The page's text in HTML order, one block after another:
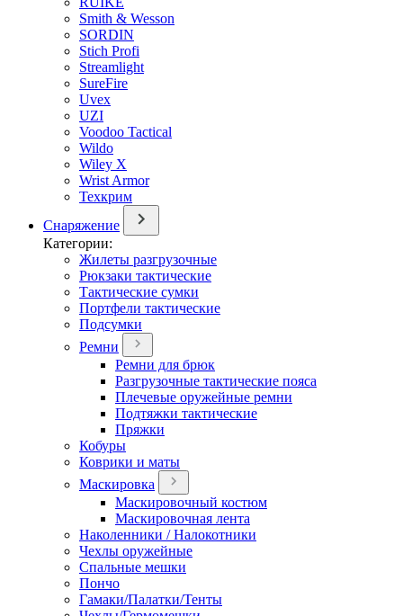
Smith & Wesson
SORDIN
Stich Profi
Streamlight
SureFire
Uvex
UZI
Voodoo Tactical
Wildo
Wiley X
Wrist Armor
Техкрим
Снаряжение
Категории:
Жилеты разгрузочные
Рюкзаки тактические
Тактические сумки
Портфели тактические
Подсумки
Ремни
Ремни для брюк
Разгрузочные тактические пояса
Плечевые оружейные ремни
Подтяжки тактические
Пряжки
Кобуры
Коврики и маты
Маскировка
Маскировочный костюм
Маскировочная лента
Наколенники / Налокотники
Чехлы оружейные
Спальные мешки
Пончо
Гамаки/Палатки/Тенты